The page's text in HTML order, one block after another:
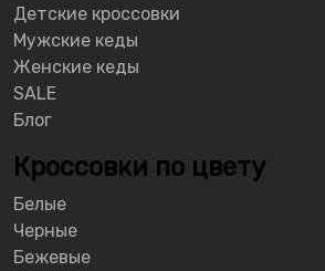
Детские кроссовки
Мужские кеды
Женские кеды
SALE
Блог
Кроссовки по цвету
Белые
Черные
Бежевые